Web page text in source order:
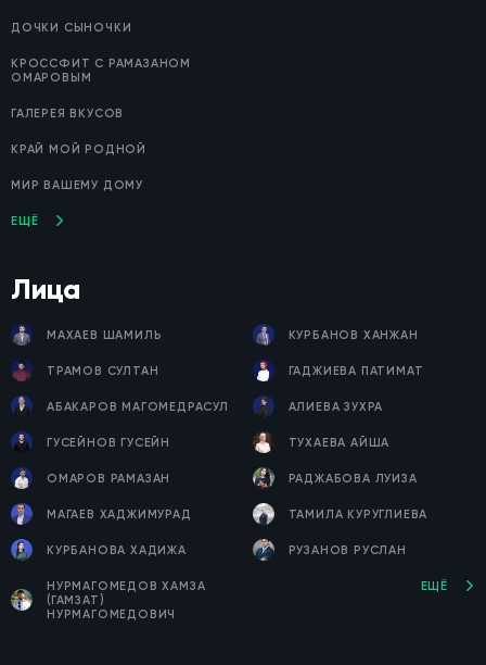
ДОЧКИ СЫНОЧКИ
КРОССФИТ С РАМАЗАНОМ
ОМАРОВЫМ
ГАЛЕРЕЯ ВКУСОВ
КРАЙ МОЙ РОДНОЙ
МИР ВАШЕМУ ДОМУ
ЕЩЁ
Лица
МАХАЕВ ШАМИЛЬ КУРБАНОВ ХАНЖАН
ТРАМОВ СУЛТАН ГАДЖИЕВА ПАТИМАТ
АБАКАРОВ МАГОМЕДРАСУЛ АЛИЕВА ЗУХРА
ГУСЕЙНОВ ГУСЕЙН ТУХАЕВА АЙША
ОМАРОВ РАМАЗАН РАДЖАБОВА ЛУИЗА
МАГАЕВ ХАДЖИМУРАД ТАМИЛА КУРУГЛИЕВА
КУРБАНОВА ХАДИЖА РУЗАНОВ РУСЛАН
НУРМАГОМЕДОВ ХАМЗА
(ГАМЗАТ)
НУРМАГОМЕДОВИЧ
ЕЩЁ